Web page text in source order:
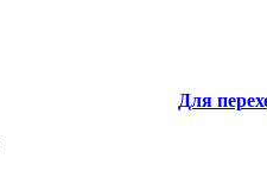
Для